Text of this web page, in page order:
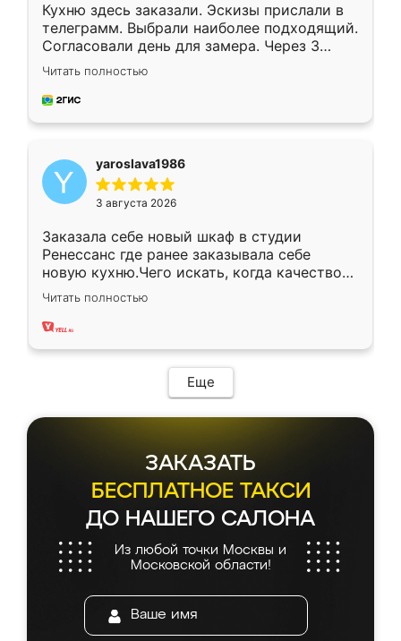
Кухню здесь заказали. Эскизы прислали в
телеграмм. Выбрали наиболее подходящий.
Согласовали день для замера. Через 3
недели кухня была уже готова. Остались
довольны работой. Спасибо Ренессанс
мебель за качественную работу!
Читать полностью
yaroslava1986
3 августа 2026
Заказала себе новый шкаф в студии
Ренессанс где ранее заказывала себе
новую кухню.Чего искать, когда качеством
вполне довольна. Служит кухня уже почти
два года, нареканий нет.
Читать полностью
Еще
ЗАКАЗАТЬ
БЕСПЛАТНОЕ ТАКСИ
ДО НАШЕГО САЛОНА
Из любой точки Москвы и
Московской области!